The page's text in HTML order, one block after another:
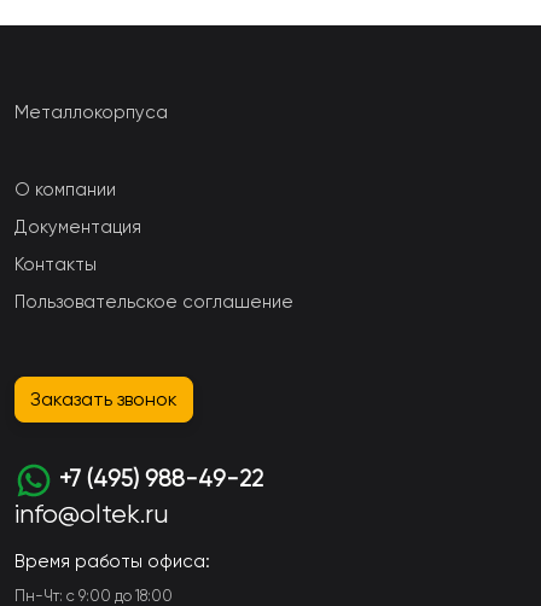
Металлокорпуса
О компании
Документация
Контакты
Пользовательское соглашение
Заказать звонок
+7 (495) 988-49-22
info@oltek.ru
Время работы офиса:
Пн-Чт: с 9:00 до 18:00